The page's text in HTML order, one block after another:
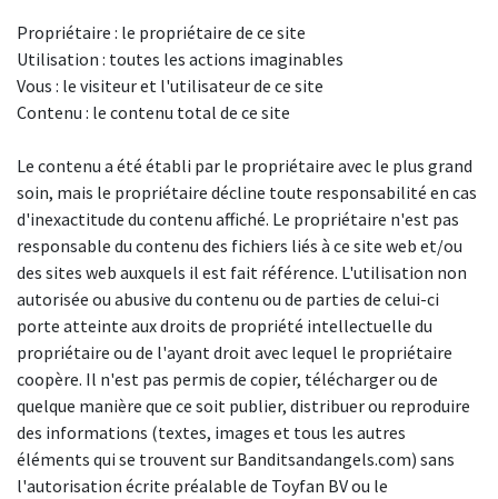
Propriétaire : le propriétaire de ce site
Utilisation : toutes les actions imaginables
Vous : le visiteur et l'utilisateur de ce site
Contenu : le contenu total de ce site
Le contenu a été établi par le propriétaire avec le plus grand
soin, mais le propriétaire décline toute responsabilité en cas
d'inexactitude du contenu affiché. Le propriétaire n'est pas
responsable du contenu des fichiers liés à ce site web et/ou
des sites web auxquels il est fait référence. L'utilisation non
autorisée ou abusive du contenu ou de parties de celui-ci
porte atteinte aux droits de propriété intellectuelle du
propriétaire ou de l'ayant droit avec lequel le propriétaire
coopère. Il n'est pas permis de copier, télécharger ou de
quelque manière que ce soit publier, distribuer ou reproduire
des informations (textes, images et tous les autres
éléments qui se trouvent sur Banditsandangels.com) sans
l'autorisation écrite préalable de Toyfan BV ou le